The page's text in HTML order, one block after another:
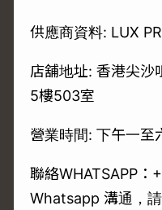
供應商資料: LUX
店舖地址: 香港尖沙
5樓503室
營業時間: 下午一至
聯絡WHATSAPP
Whatsapp 溝通，